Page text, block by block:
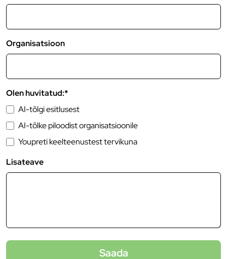
Organisatsioon
Olen huvitatud:*
AI-tõlgi esitlusest
AI-tõlke piloodist organisatsioonile
Youpreti keelteenustest tervikuna
Lisateave
Saada